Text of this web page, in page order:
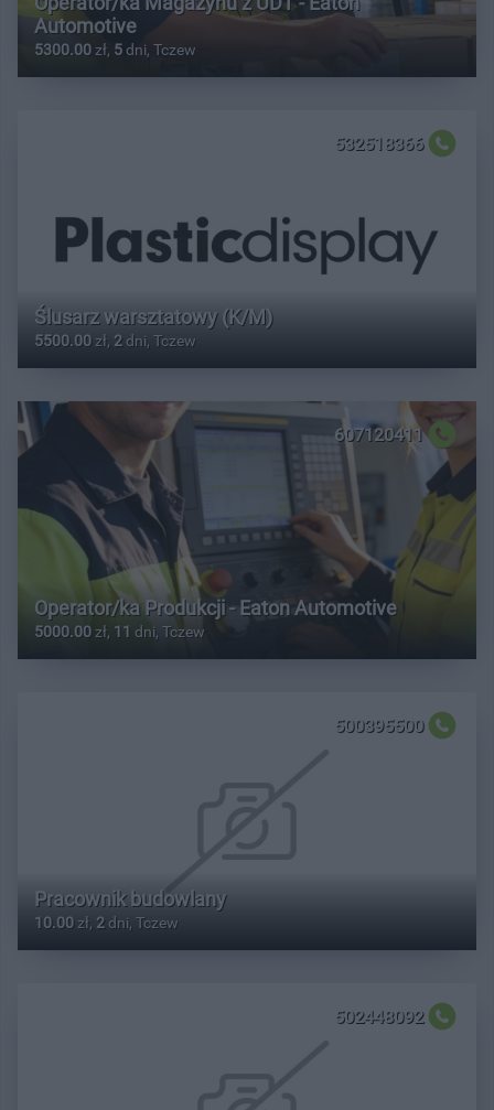
Automotive
5300.00 zł, 5 dni, Tczew
532518366
Ślusarz warsztatowy (K/M)
5500.00 zł, 2 dni, Tczew
607120411
Operator/ka Produkcji - Eaton Automotive
5000.00 zł, 11 dni, Tczew
500395500
Pracownik budowlany
10.00 zł, 2 dni, Tczew
502448092